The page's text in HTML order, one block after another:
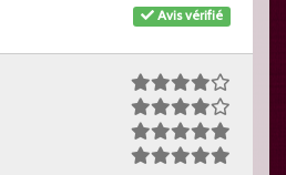
Avis vérifié